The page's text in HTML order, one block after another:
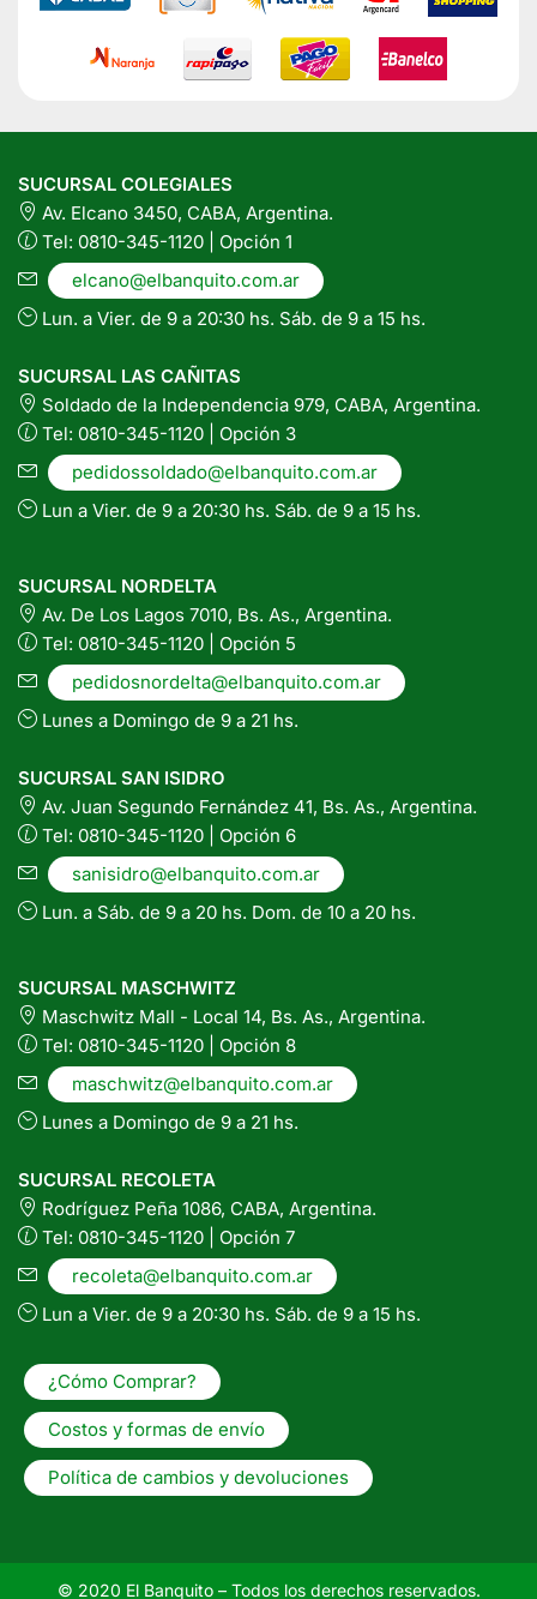
SUCURSAL COLEGIALES
Av. Elcano 3450, CABA, Argentina.
Tel: 0810-345-1120 | Opción 1
elcano@elbanquito.com.ar
Lun. a Vier. de 9 a 20:30 hs. Sáb. de 9 a 15 hs.
SUCURSAL LAS CAÑITAS
Soldado de la Independencia 979, CABA, Argentina.
Tel: 0810-345-1120 | Opción 3
pedidossoldado@elbanquito.com.ar
Lun a Vier. de 9 a 20:30 hs. Sáb. de 9 a 15 hs.
SUCURSAL NORDELTA
Av. De Los Lagos 7010, Bs. As., Argentina.
Tel: 0810-345-1120 | Opción 5
pedidosnordelta@elbanquito.com.ar
Lunes a Domingo de 9 a 21 hs.
SUCURSAL SAN ISIDRO
Av. Juan Segundo Fernández 41, Bs. As., Argentina.
Tel: 0810-345-1120 | Opción 6
sanisidro@elbanquito.com.ar
Lun. a Sáb. de 9 a 20 hs. Dom. de 10 a 20 hs.
SUCURSAL MASCHWITZ
Maschwitz Mall - Local 14, Bs. As., Argentina.
Tel: 0810-345-1120 | Opción 8
maschwitz@elbanquito.com.ar
Lunes a Domingo de 9 a 21 hs.
SUCURSAL RECOLETA
Rodríguez Peña 1086, CABA, Argentina.
Tel: 0810-345-1120 | Opción 7
recoleta@elbanquito.com.ar
Lun a Vier. de 9 a 20:30 hs. Sáb. de 9 a 15 hs.
¿Cómo Comprar?
Costos y formas de envío
Política de cambios y devoluciones
© 2020 El Banquito – Todos los derechos reservados.